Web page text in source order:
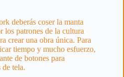
deberás coser la manta
los patrones de la cultura
crear una obra única. Para
tiempo y mucho esfuerzo,
de botones para
tela.